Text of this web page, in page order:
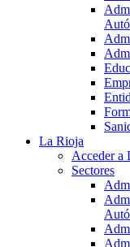
La Rioja
Acceder a
Sectores